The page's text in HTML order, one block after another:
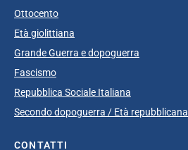
Ottocento
Età giolittiana
Grande Guerra e dopoguerra
Fascismo
Repubblica Sociale Italiana
Secondo dopoguerra / Età repubblicana
CONTATTI